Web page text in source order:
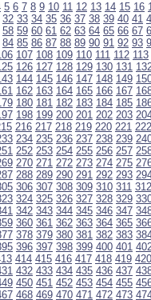
5 6 7 8 9 10 11 12 13 14 15 16
32 33 34 35 36 37 38 39 40 41
58 59 60 61 62 63 64 65 66 67
84 85 86 87 88 89 90 91 92 93
107 108 109 110 111 112 113
126 127 128 129 130 131
144 145 146 147 148 149
162 163 164 165 166 167
180 181 182 183 184 185
198 199 200 201 202 203
216 217 218 219 220 221 222
234 235 236 237 238 239
252 253 254 255 256 257
270 271 272 273 274 275
288 289 290 291 292 293
306 307 308 309 310 311 312
324 325 326 327 328 329
342 343 344 345 346 347
360 361 362 363 364 365
378 379 380 381 382 383
396 397 398 399 400 401
414 415 416 417 418 419 420
432 433 434 435 436 437
450 451 452 453 454 455
468 469 470 471 472 473